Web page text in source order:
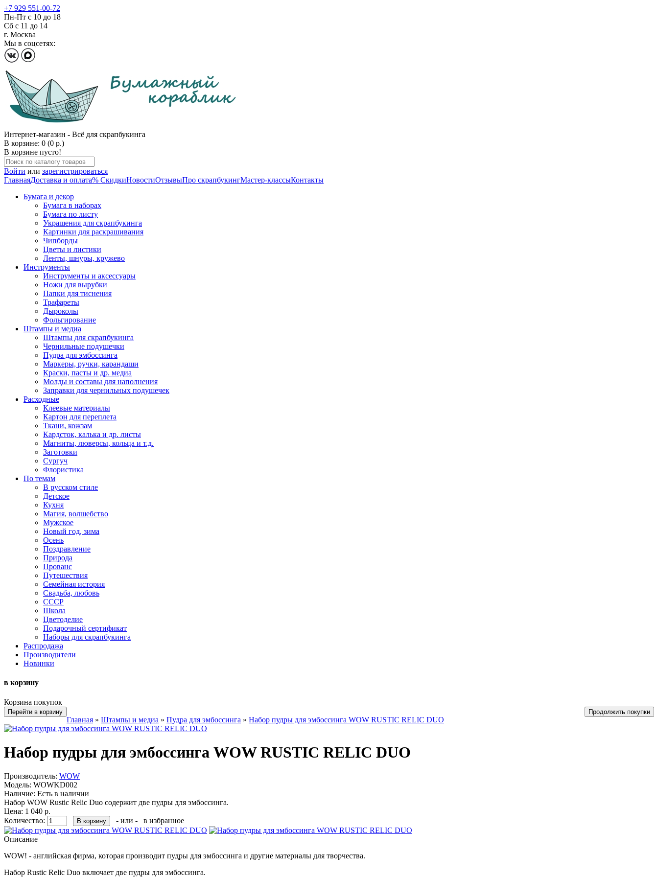
+7 929 551-00-72
Пн-Пт с 10 до 18
Сб с 11 до 14
г. Москва
Мы в соцсетях:
Интернет-магазин - Всё для скрапбукинга
В корзине: 0 (0 р.)
В корзине пусто!
Войти или зарегистрироваться
ГлавнаяДоставка и оплата% СкидкиНовостиОтзывыПро скрапбукингМастер-классыКонтакты
Бумага и декор
Бумага в наборах
Бумага по листу
Украшения для скрапбукинга
Картинки для раскрашивания
Чипборды
Цветы и листики
Ленты, шнуры, кружево
Инструменты
Инструменты и аксессуары
Ножи для вырубки
Папки для тиснения
Трафареты
Дыроколы
Фольгирование
Штампы и медиа
Штампы для скрапбукинга
Чернильные подушечки
Пудра для эмбоссинга
Маркеры, ручки, карандаши
Краски, пасты и др. медиа
Молды и составы для наполнения
Заправки для чернильных подушечек
Расходные
Клеевые материалы
Картон для переплета
Ткани, кожзам
Кардсток, калька и др. листы
Магниты, люверсы, кольца и т.д.
Заготовки
Сургуч
Флористика
По темам
В русском стиле
Детское
Кухня
Магия, волшебство
Мужское
Новый год, зима
Осень
Поздравление
Природа
Прованс
Путешествия
Семейная история
Свадьба, любовь
СССР
Школа
Цветоделие
Подарочный сертификат
Наборы для скрапбукинга
Распродажа
Производители
Новинки
в корзину
Корзина покупок
Перейти в корзину Продолжить покупки
Главная » Штампы и медиа » Пудра для эмбоссинга » Набор пудры для эмбоссинга WOW RUSTIC RELIC DUO
Набор пудры для эмбоссинга WOW RUSTIC RELIC DUO
Производитель: WOW
Модель: WOWKD002
Наличие: Есть в наличии
Набор WOW Rustic Relic Duo содержит две пудры для эмбоссинга.
Цена: 1 040 р.
Количество:
- или - в избранное
Описание
WOW! - английская фирма, которая производит пудры для эмбоссинга и другие материалы для творчества.
Набор Rustic Relic Duo включает две пудры для эмбоссинга.